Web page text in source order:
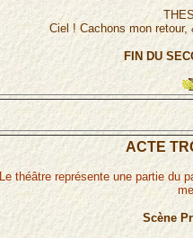
Ciel ! Cachons mon
FIN DU
ACTE
Le théâtre représente une partie du
Scène